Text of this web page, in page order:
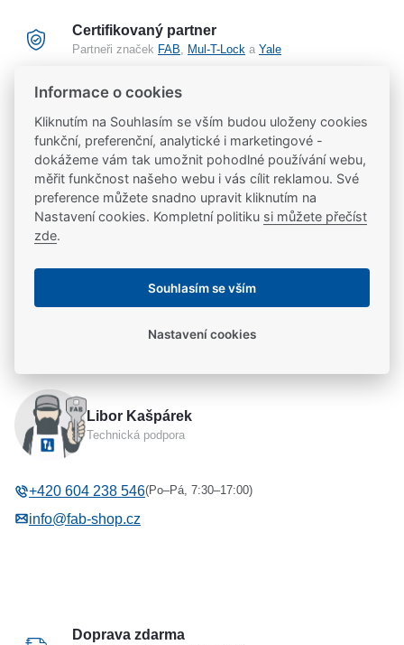
Certifikovaný partner
Partneři značek FAB, Mul-T-Lock a Yale
20 let na trhu
Poradíme vám, máme 20 let zkušeností
Popis
Montážní kit GL1M pro křídlové dveře
Ke stažení
Ke stažení
Výrobce
Řada
Varianta produktu
Libor Kašpárek
Technická podpora
+420 604 238 546(Po–Pá, 7:30–17:00)
info@fab-shop.cz
Doprava zdarma
Informace o cookies
Kliknutím na Souhlasím se vším budou uloženy cookies
funkční, preferenční, analytické i marketingové -
dokážeme vám tak umožnit pohodlné používání webu,
měřit funkčnost našeho webu i vás cílit reklamou. Své
preference můžete snadno upravit kliknutím na
Nastavení cookies. Kompletní politiku si můžete přečíst
zde.
Souhlasím se vším
Nastavení cookies